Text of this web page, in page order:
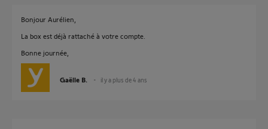
Bonjour Aurélien,
La box est déjà rattaché à votre compte.
Bonne journée,
Gaëlle B. il y a plus de 4 ans